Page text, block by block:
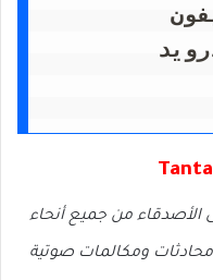
الأصدقاء من جميع أنحاء
محادثات ومكالمات صوتية